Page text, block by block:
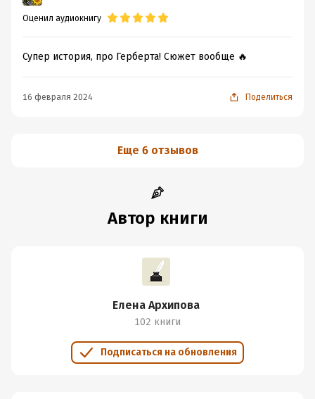
Оценил аудиокнигу
Супер история, про Герберта! Сюжет вообще 🔥
16 февраля 2024 Поделиться
Еще 6 отзывов
Автор книги
Елена Архипова
102 книги
Подписаться на обновления